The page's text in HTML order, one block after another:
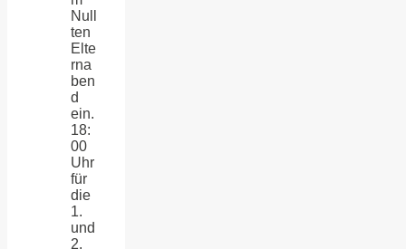
Null
ten
Elte
rna
ben
d
ein.
18:
00
Uhr
für
die
1.
und
2.